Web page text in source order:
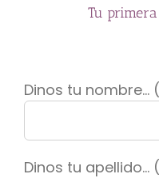
Tu
Dinos tu
Dinos tu